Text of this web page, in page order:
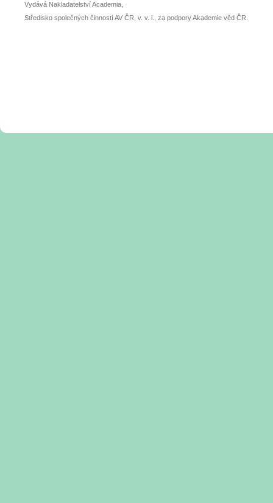
Vydává Nakladatelství Academia,
Středisko společných činností AV ČR, v. v. i., za podpory Akademie věd ČR.